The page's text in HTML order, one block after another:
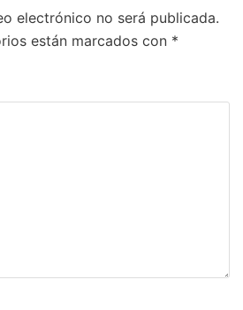
electrónico no será publicada.
están marcados con *